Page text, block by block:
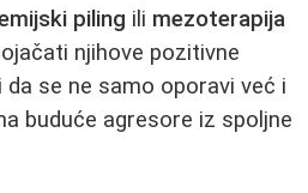
piling ili mezoterapija
njihove pozitivne
se ne samo oporavi već i
buduće agresore iz spoljne